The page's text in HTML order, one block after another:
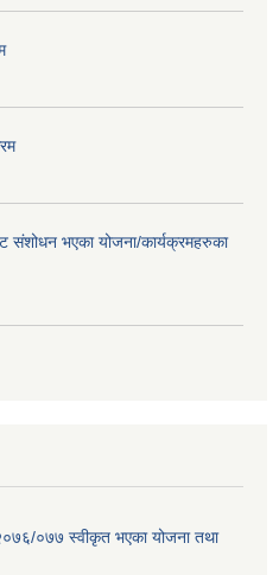
भएका योजना/कार्यक्रमहरुका
२०७६/०७७ स्वीकृत भएका योजना तथा